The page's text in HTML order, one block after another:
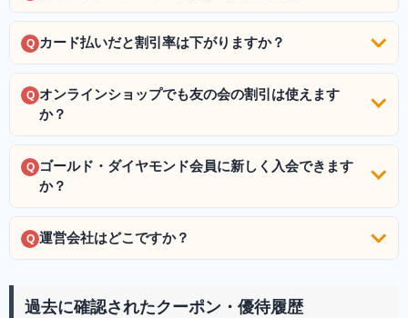
Q カード払いだと割引率は下がりますか？
Q オンラインショップでも友の会の割引は使えます
か？
Q ゴールド・ダイヤモンド会員に新しく入会できます
か？
Q 運営会社はどこですか？
過去に確認されたクーポン・優待履歴